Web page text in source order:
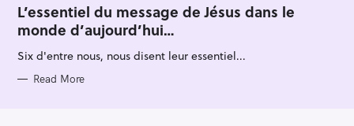
T
E
G
O
R
I
S
L’essentiel du message de Jésus dans le
monde d’aujourd’hui…
Six d'entre nous, nous disent leur essentiel...
Read More